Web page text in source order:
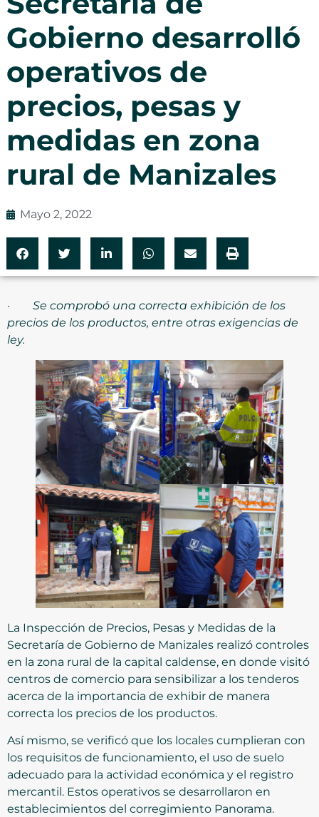
Gobierno desarrolló
operativos de
precios, pesas y
medidas en zona
rural de Manizales
Mayo 2, 2022
· Se comprobó una correcta exhibición de los
precios de los productos, entre otras exigencias de
ley.
La Inspección de Precios, Pesas y Medidas de la
Secretaría de Gobierno de Manizales realizó controles
en la zona rural de la capital caldense, en donde visitó
centros de comercio para sensibilizar a los tenderos
acerca de la importancia de exhibir de manera
correcta los precios de los productos.
Así mismo, se verificó que los locales cumplieran con
los requisitos de funcionamiento, el uso de suelo
adecuado para la actividad económica y el registro
mercantil. Estos operativos se desarrollaron en
establecimientos del corregimiento Panorama.